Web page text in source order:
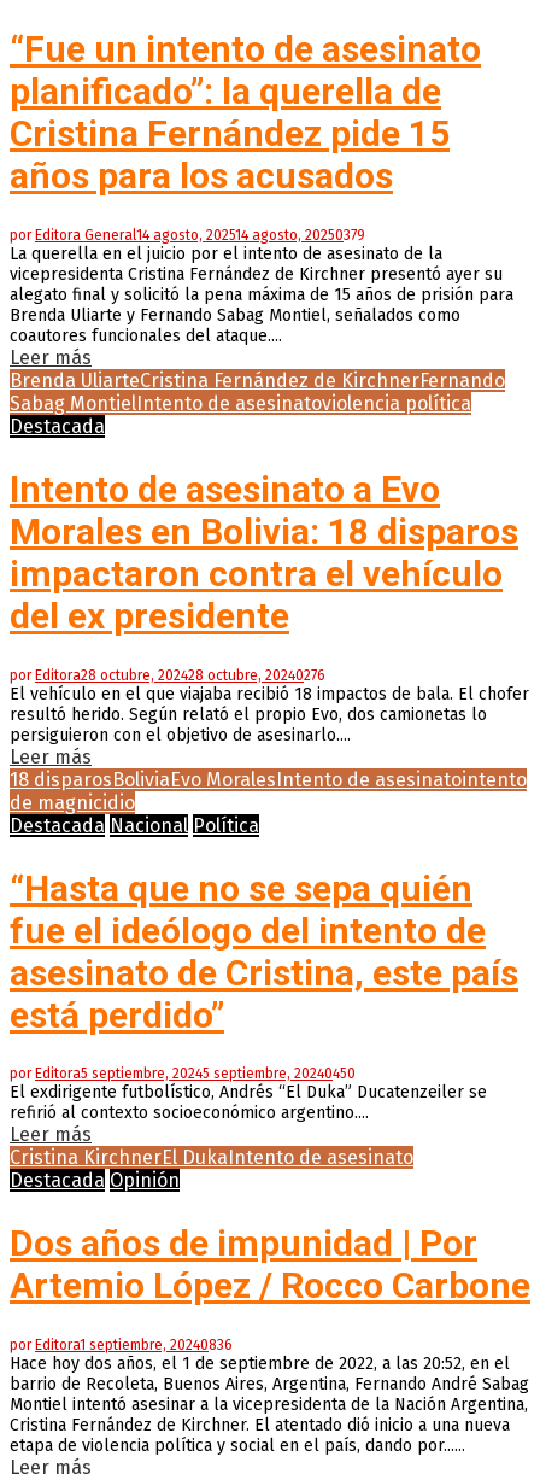
“Fue un intento de asesinato
planificado”: la querella de
Cristina Fernández pide 15
años para los acusados
porEditora General14 agosto, 202514 agosto, 20250379
La querella en el juicio por el intento de asesinato de la
vicepresidenta Cristina Fernández de Kirchner presentó ayer su
alegato final y solicitó la pena máxima de 15 años de prisión para
Brenda Uliarte y Fernando Sabag Montiel, señalados como
coautores funcionales del ataque....
Leer más
Brenda UliarteCristina Fernández de KirchnerFernando
Sabag MontielIntento de asesinatoviolencia política
Destacada
Intento de asesinato a Evo
Morales en Bolivia: 18 disparos
impactaron contra el vehículo
del ex presidente
porEditora28 octubre, 202428 octubre, 20240276
El vehículo en el que viajaba recibió 18 impactos de bala. El chofer
resultó herido. Según relató el propio Evo, dos camionetas lo
persiguieron con el objetivo de asesinarlo....
Leer más
18 disparosBoliviaEvo MoralesIntento de asesinatointento
de magnicidio
Destacada Nacional Política
“Hasta que no se sepa quién
fue el ideólogo del intento de
asesinato de Cristina, este país
está perdido”
por Editora5 septiembre, 20245 septiembre, 20240450
El exdirigente futbolístico, Andrés “El Duka” Ducatenzeiler se
refirió al contexto socioeconómico argentino....
Leer más
Cristina KirchnerEl Duka Intento de asesinato
Destacada Opinión
Dos años de impunidad | Por
Artemio López / Rocco Carbone
por Editora1 septiembre, 20240836
Hace hoy dos años, el 1 de septiembre de 2022, a las 20:52, en el
barrio de Recoleta, Buenos Aires, Argentina, Fernando André Sabag
Montiel intentó asesinar a la vicepresidenta de la Nación Argentina,
Cristina Fernández de Kirchner. El atentado dió inicio a una nueva
etapa de violencia política y social en el país, dando por......
Leer más